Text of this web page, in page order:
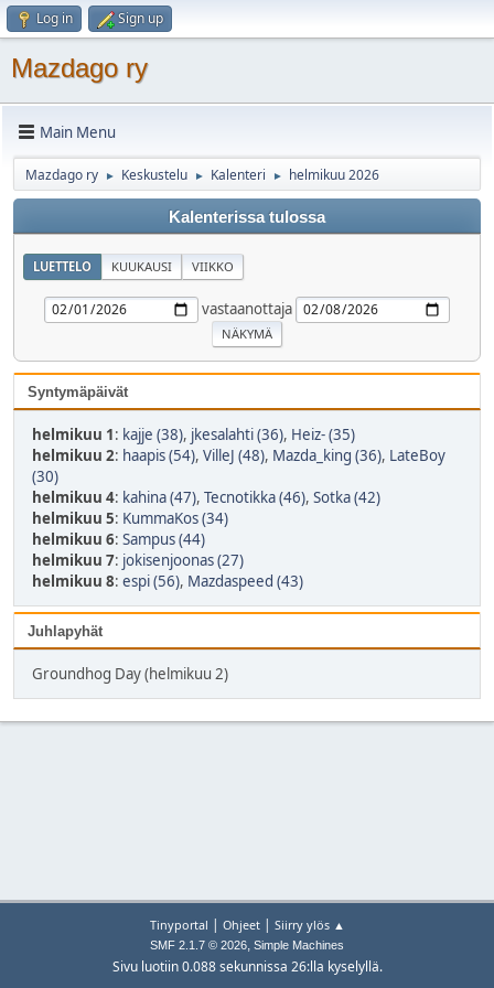
Log in Sign up
Mazdago ry
Main Menu
Mazdago ry ► Keskustelu ► Kalenteri ► helmikuu 2026
Kalenterissa tulossa
LUETTELO KUUKAUSI VIIKKO
vastaanottaja
Syntymäpäivät
helmikuu 1: kajje (38), jkesalahti (36), Heiz- (35)
helmikuu 2: haapis (54), VilleJ (48), Mazda_king (36), LateBoy
(30)
helmikuu 4: kahina (47), Tecnotikka (46), Sotka (42)
helmikuu 5: KummaKos (34)
helmikuu 6: Sampus (44)
helmikuu 7: jokisenjoonas (27)
helmikuu 8: espi (56), Mazdaspeed (43)
Juhlapyhät
Groundhog Day (helmikuu 2)
Tinyportal | Ohjeet| Siirry ylös ▲
SMF 2.1.7 © 2026, Simple Machines
Sivu luotiin 0.088 sekunnissa 26:lla kyselyllä.